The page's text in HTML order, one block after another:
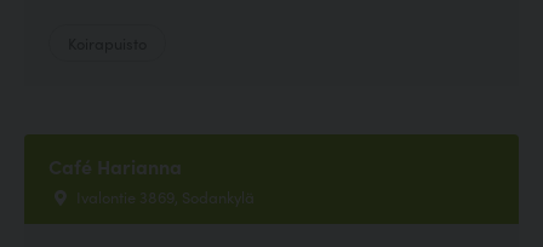
Café Harianna
Ivalontie 3869, Sodankylä